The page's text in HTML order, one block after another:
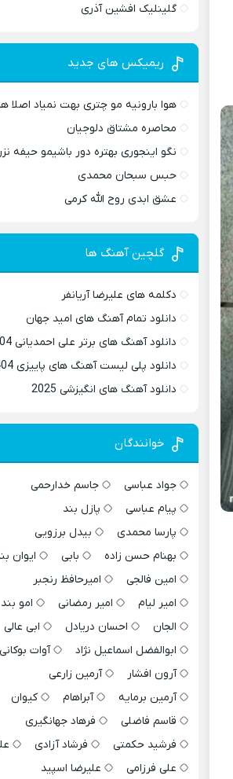
گلینلیک افشین آذری
ریمیکس های جدید
هوا بارونیه مو چتری بهت نمیاد اصلا
محاصره مشتاق دلوجیان
نگو اینجوری بهتره دور باشیمو حیفه
حبس سبحان محمدی
عشق ابدی روح الله کرمی
گلچین آهنگ ها
دکلمه های علیرضا آریانفر
دانلود تمام آهنگ های امید جهان
دانلود آهنگ های برتر علی احمدیانی 1404
دانلود پلی لیست آهنگ های پاییزی 1404
دانلود آهنگ های انگیزشی 2025
خوانندگان
جواد عباسی
جاسم خدارحمی
پیام عباسی
پازل بند
پارسا محمدی
بیدل برزویی
بهنام حسن زاده
بابی
ایوان
امین فالجی
امیرحافظ رنجبر
امیر لیام
امیر رمضانی
امو بند
الجان
احسان دریادل
ابی عالی
ابوالفضل اسماعیل نژاد
آوات بوکانی
آرون افشار
آرمین زارعی
آرمین برمایه
آبراهام
کیوان
قاسم فاضلی
فرهاد جهانگیری
فرشید حکمتی
فرشاد آزادی
علی فرزامی
علیرضا اسپید